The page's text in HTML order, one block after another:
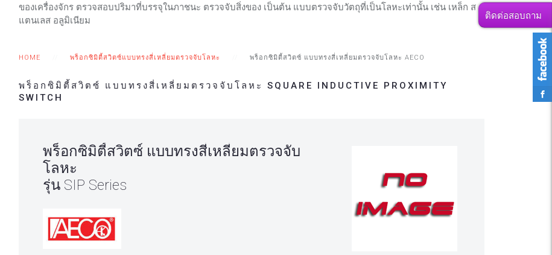
ของเครื่องจักร ตรวจสอบปริมาที่บรรจุในภาชนะ ตรวจจับสิ่งของ เป็นต้น แบบตรวจจับวัตถุที่เป็นโลหะเท่านั้น เช่น เหล็ก ส
แตนเลส อลูมิเนียม
HOME พร็อกซิมิตี้สวิตซ์แบบทรงสี่เหลี่ยมตรวจจับโลหะ พร็อกซิมิตี้สวิตซ์ แบบทรงสี่เหลี่ยมตรวจจับโลหะ AECO
พร็อกซิมิตี้สวิตซ์ แบบทรงสี่เหลี่ยมตรวจจับโลหะ SQUARE INDUCTIVE PROXIMITY
SWITCH
พร็อกซิมิตี้สวิตซ์ แบบทรงสี่เหลี่ยมตรวจจับ
โลหะ
รุ่น SIP Series
ติดต่อสอบถาม